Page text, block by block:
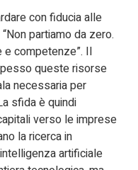
con fiducia alle
partiamo da zero.
e competenze”. Il
queste risorse
necessaria per
sfida è quindi
verso le imprese
la ricerca in
artificiale